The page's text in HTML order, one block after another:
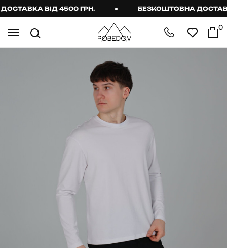
ВІД 4500 ГРН. БЕЗКОШТОВНА
0